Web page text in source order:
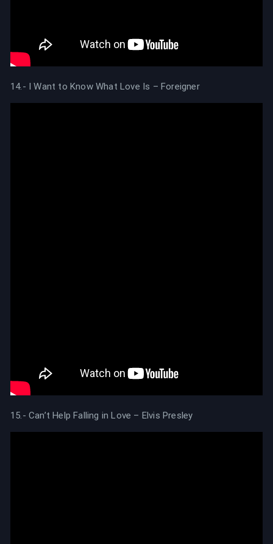
14.- I Want to Know What Love Is – Foreigner
15.- Can’t Help Falling in Love – Elvis Presley